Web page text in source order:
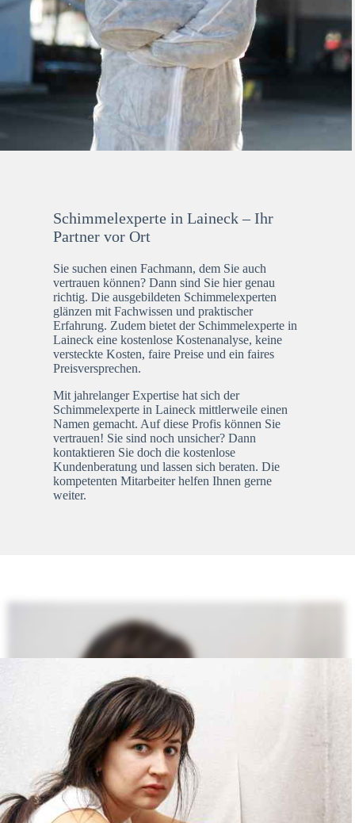
Schimmelexperte in Laineck – Ihr
Partner vor Ort
Sie suchen einen Fachmann, dem Sie auch
vertrauen können? Dann sind Sie hier genau
richtig. Die ausgebildeten Schimmelexperten
glänzen mit Fachwissen und praktischer
Erfahrung. Zudem bietet der Schimmelexperte in
Laineck eine kostenlose Kostenanalyse, keine
versteckte Kosten, faire Preise und ein faires
Preisversprechen.
Mit jahrelanger Expertise hat sich der
Schimmelexperte in Laineck mittlerweile einen
Namen gemacht. Auf diese Profis können Sie
vertrauen! Sie sind noch unsicher? Dann
kontaktieren Sie doch die kostenlose
Kundenberatung und lassen sich beraten. Die
kompetenten Mitarbeiter helfen Ihnen gerne
weiter.